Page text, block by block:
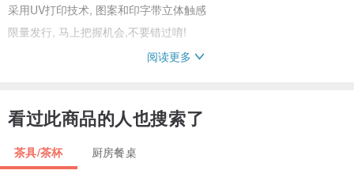
采用UV打印技术, 图案和印字带立体触感
限量发行, 马上把握机会,不要错过唷!
50000次.
3/ 保温效果卓越, 保温6小时，保冷12小时
阅读更多
看过此商品的人也搜索了
茶具/茶杯 厨房餐桌